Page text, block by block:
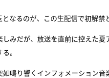
なるのが、この生配信で初解禁
みだが、放送を直前に控えた
。
鳴り響くインフォメーション